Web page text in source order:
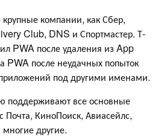
компании, как Сбер,
Club, DNS и Спортмастер. Т-
PWA после удаления из App
PWA после неудачных попыток
под другими именами.
поддерживают все основные
КиноПоиск, Авиасейлс,
другие.